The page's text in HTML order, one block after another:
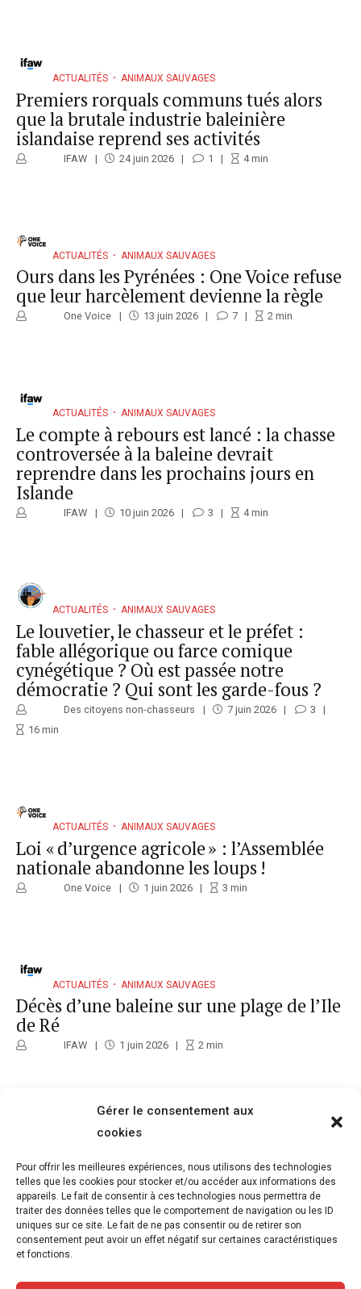
Gérer le consentement aux
cookies
Pour offrir les meilleures expériences, nous utilisons des technologies
telles que les cookies pour stocker et/ou accéder aux informations des
appareils. Le fait de consentir à ces technologies nous permettra de
traiter des données telles que le comportement de navigation ou les ID
uniques sur ce site. Le fait de ne pas consentir ou de retirer son
consentement peut avoir un effet négatif sur certaines caractéristiques
et fonctions.
ACTUALITÉS ANIMAUX SAUVAGES
Premiers rorquals communs tués alors
que la brutale industrie baleinière
islandaise reprend ses activités
IFAW 24 juin 2026 1 4min
ACTUALITÉS ANIMAUX SAUVAGES
Ours dans les Pyrénées : One Voice refuse
que leur harcèlement devienne la règle
One Voice 13 juin 2026 7 2min
ACTUALITÉS ANIMAUX SAUVAGES
Le compte à rebours est lancé : la chasse
controversée à la baleine devrait
reprendre dans les prochains jours en
Islande
IFAW 10 juin 2026 3 4min
ACTUALITÉS ANIMAUX SAUVAGES
Le louvetier, le chasseur et le préfet :
fable allégorique ou farce comique
cynégétique ? Où est passée notre
démocratie ? Qui sont les garde-fous ?
Des citoyens non-chasseurs 7 juin 2026
3
16 min
ACTUALITÉS ANIMAUX SAUVAGES
Loi « d’urgence agricole » : l’Assemblée
nationale abandonne les loups !
One Voice 1 juin 2026 3 min
ACTUALITÉS ANIMAUX SAUVAGES
Décès d’une baleine sur une plage de l’Ile
de Ré
IFAW 1 juin 2026 2min
Voir un hérisson en journée ne signifie
pas forcément qu’il est en détresse
Corinne Rolland 21 mai 2026 6min